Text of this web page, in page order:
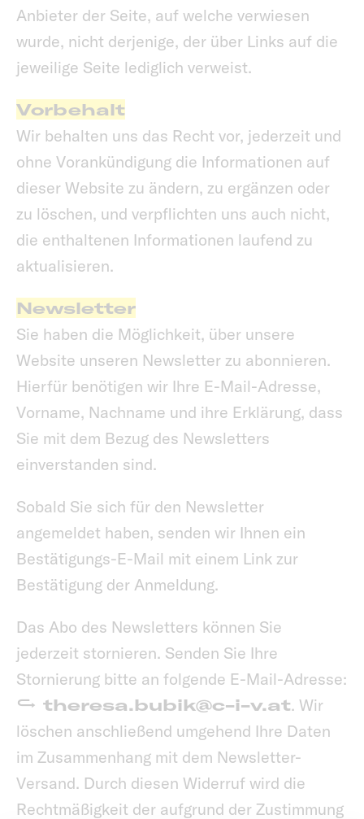
Anbieter der Seite, auf welche verwiesen
wurde, nicht derjenige, der über Links auf die
jeweilige Seite lediglich verweist.
Vorbehalt
Wir behalten uns das Recht vor, jederzeit und
ohne Vorankündigung die Informationen auf
dieser Website zu ändern, zu ergänzen oder
zu löschen, und verpflichten uns auch nicht,
die enthaltenen Informationen laufend zu
aktualisieren.
Newsletter
Sie haben die Möglichkeit, über unsere
Website unseren Newsletter zu abonnieren.
Hierfür benötigen wir Ihre E-Mail-Adresse,
Vorname, Nachname und ihre Erklärung, dass
Sie mit dem Bezug des Newsletters
einverstanden sind.
Sobald Sie sich für den Newsletter
angemeldet haben, senden wir Ihnen ein
Bestätigungs-E-Mail mit einem Link zur
Bestätigung der Anmeldung.
Das Abo des Newsletters können Sie
jederzeit stornieren. Senden Sie Ihre
Stornierung bitte an folgende E-Mail-Adresse:
theresa.bubik@c-i-v.at. Wir
löschen anschließend umgehend Ihre Daten
im Zusammenhang mit dem Newsletter-
Versand. Durch diesen Widerruf wird die
Rechtmäßigkeit der aufgrund der Zustimmung